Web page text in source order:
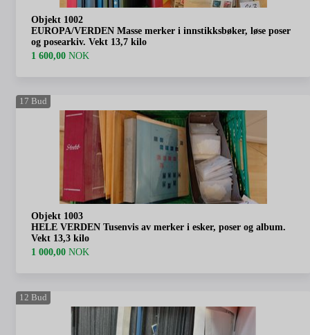
Objekt 1002
EUROPA/VERDEN Masse merker i innstikksbøker, løse poser
og posearkiv. Vekt 13,7 kilo
1 600,00 NOK
17 Bud
Objekt 1003
HELE VERDEN Tusenvis av merker i esker, poser og album.
Vekt 13,3 kilo
1 000,00 NOK
12 Bud